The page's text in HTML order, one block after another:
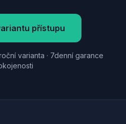
přístupu
varianta · 7denní garance